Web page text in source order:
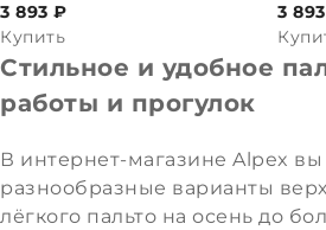
3 893 ₽
Купить
3 893
Стильное и удобное
работы и прогулок
В интернет-магазине Alpex вы
разнообразные варианты
лёгкого пальто на осень до